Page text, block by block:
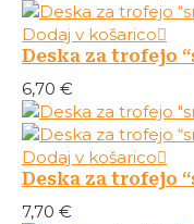
Dodaj v košarico
Deska za trofejo
6,70 €
Dodaj v košarico
Deska za trofejo
7,70 €